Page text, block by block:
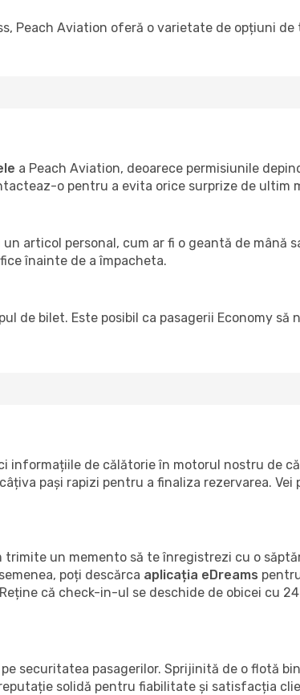
Peach Aviation oferă o varietate de opțiuni
a Peach Aviation, deoarece permisiunile
o pentru a evita orice surprize de ultim
articol personal, cum ar fi o geantă de mână
înainte de a împacheta.
de bilet. Este posibil ca pasagerii Economy să
informațiile de călătorie în motorul nostru de
pași rapizi pentru a finaliza rezervarea. Vei
trimite un memento să te înregistrezi cu o
poți descărca aplicația eDreams
că check-in-ul se deschide de obicei cu
securitatea pasagerilor. Sprijinită de o flotă
solidă pentru fiabilitate și satisfacția